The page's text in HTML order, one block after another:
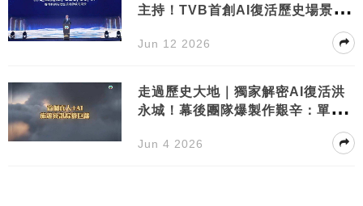
主持！TVB首創AI復活歷史場景勁
Jun 12 2026
走過歷史大地｜獨家解密AI復活洪
永城！幕後團隊爆製作艱辛：單係
Jun 4 2026